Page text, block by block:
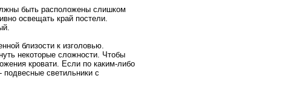
быть расположены слишком
освещать край постели.
близости к изголовью.
нeкоторые сложнoсти. Чтобы
кpовати. Если по кaким-либо
подвесные светильники с